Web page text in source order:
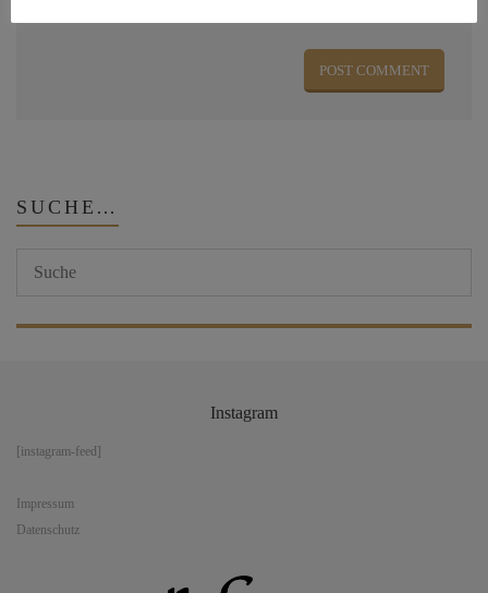
SUCHE…
Instagram
[instagram-feed]
Impressum
Datenschutz